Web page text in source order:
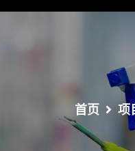
首页 项